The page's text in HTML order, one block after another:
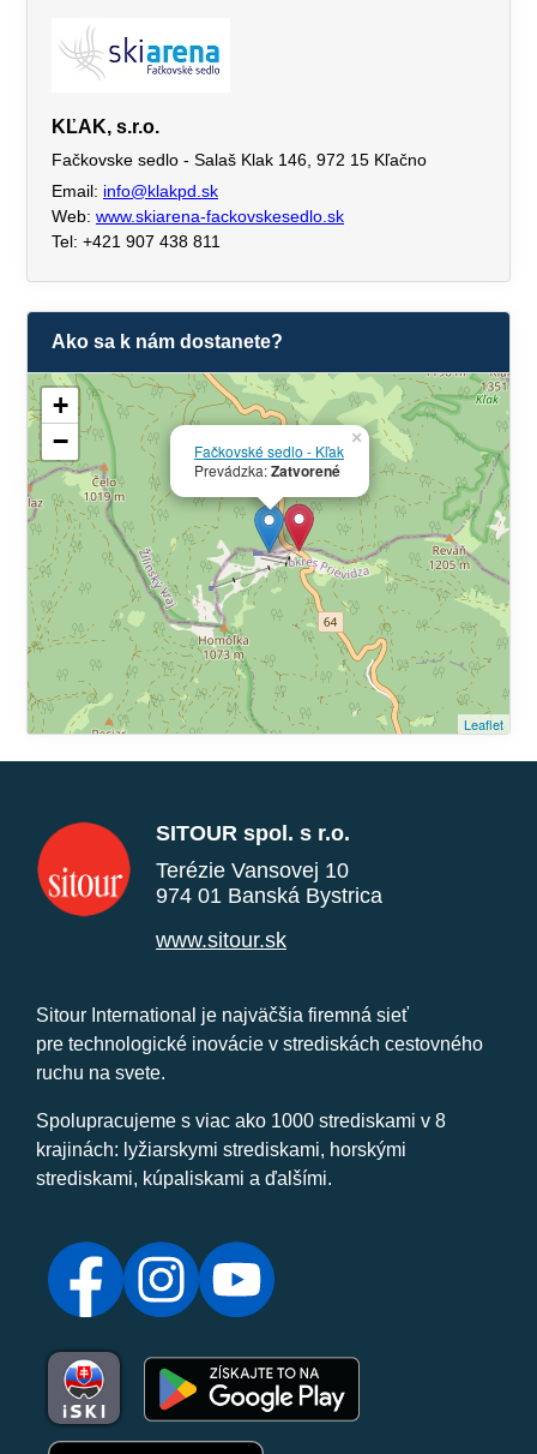
KĽAK, s.r.o.
Fačkovske sedlo - Salaš Klak 146, 972 15 Kľačno
Email: info@klakpd.sk
Web: www.skiarena-fackovskesedlo.sk
Tel: +421 907 438 811
Ako sa k nám dostanete?
Fačkovské sedlo - Kľak
Prevádzka:Zatvorené
×
+
−
Leaflet
SITOUR spol. s r.o.
Terézie Vansovej 10
974 01 Banská Bystrica
www.sitour.sk
Sitour International je najväčšia firemná sieť
pre technologické inovácie v strediskách cestovného
ruchu na svete.
Spolupracujeme s viac ako 1000 strediskami v 8
krajinách: lyžiarskymi strediskami, horskými
strediskami, kúpaliskami a ďalšími.